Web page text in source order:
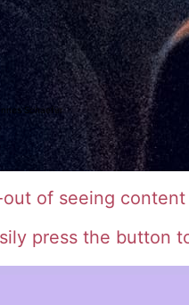
Schaefer
of seeing
press the button